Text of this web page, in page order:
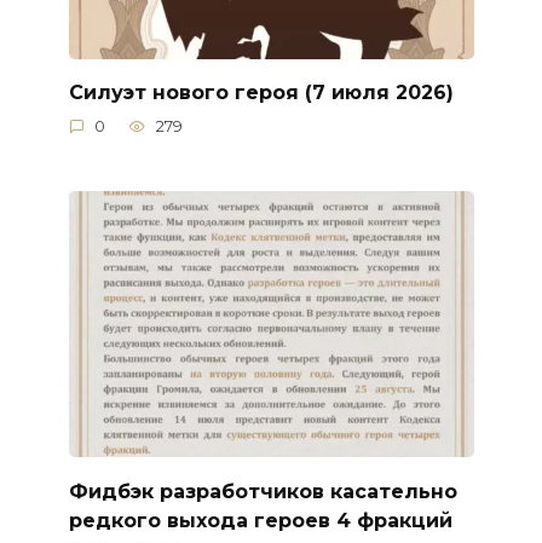
Силуэт нового героя (7 июля 2026)
0 279
Фидбэк разработчиков касательно
редкого выхода героев 4 фракций